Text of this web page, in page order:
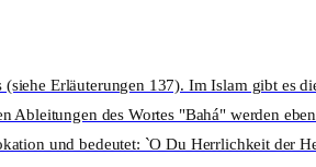
Erläuterungen 137). Im Islam gibt es
des Wortes "Bahá" werden
und bedeutet: `O Du Herrlichkeit der